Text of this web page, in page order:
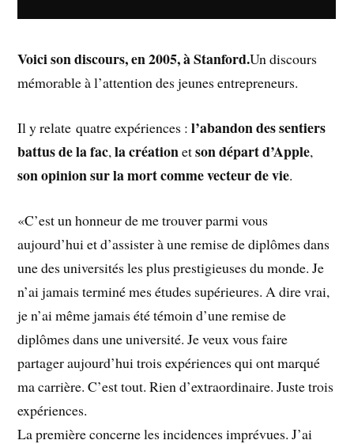
Voici son discours, en 2005, à Stanford.Un discours
mémorable à l’attention des jeunes entrepreneurs.
Il y relate quatre expériences :l’abandon des sentiers
battus de la fac,la créationetson départ d’Apple,
son opinion sur la mort comme vecteur de vie.
«C’est un honneur de me trouver parmi vous
aujourd’hui et d’assister à une remise de diplômes dans
une des universités les plus prestigieuses du monde. Je
n’ai jamais terminé mes études supérieures. A dire vrai,
je n’ai même jamais été témoin d’une remise de
diplômes dans une université. Je veux vous faire
partager aujourd’hui trois expériences qui ont marqué
ma carrière. C’est tout. Rien d’extraordinaire. Juste trois
expériences.
La première concerne les incidences imprévues. J’ai